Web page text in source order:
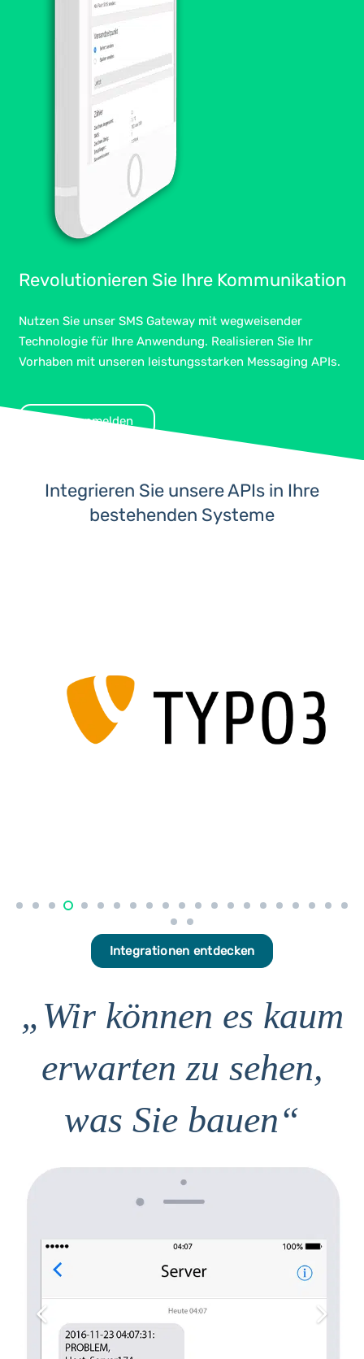
Revolutionieren Sie Ihre Kommunikation
Nutzen Sie unser SMS Gateway mit wegweisender
Technologie für Ihre Anwendung. Realisieren Sie Ihr
Vorhaben mit unseren leistungsstarken Messaging APIs.
Gratis anmelden
Integrieren Sie unsere APIs in Ihre
bestehenden Systeme
Integrationen entdecken
„Wir können es kaum
erwarten zu sehen,
was Sie bauen“